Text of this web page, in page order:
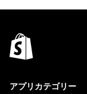
アプリカテゴリー